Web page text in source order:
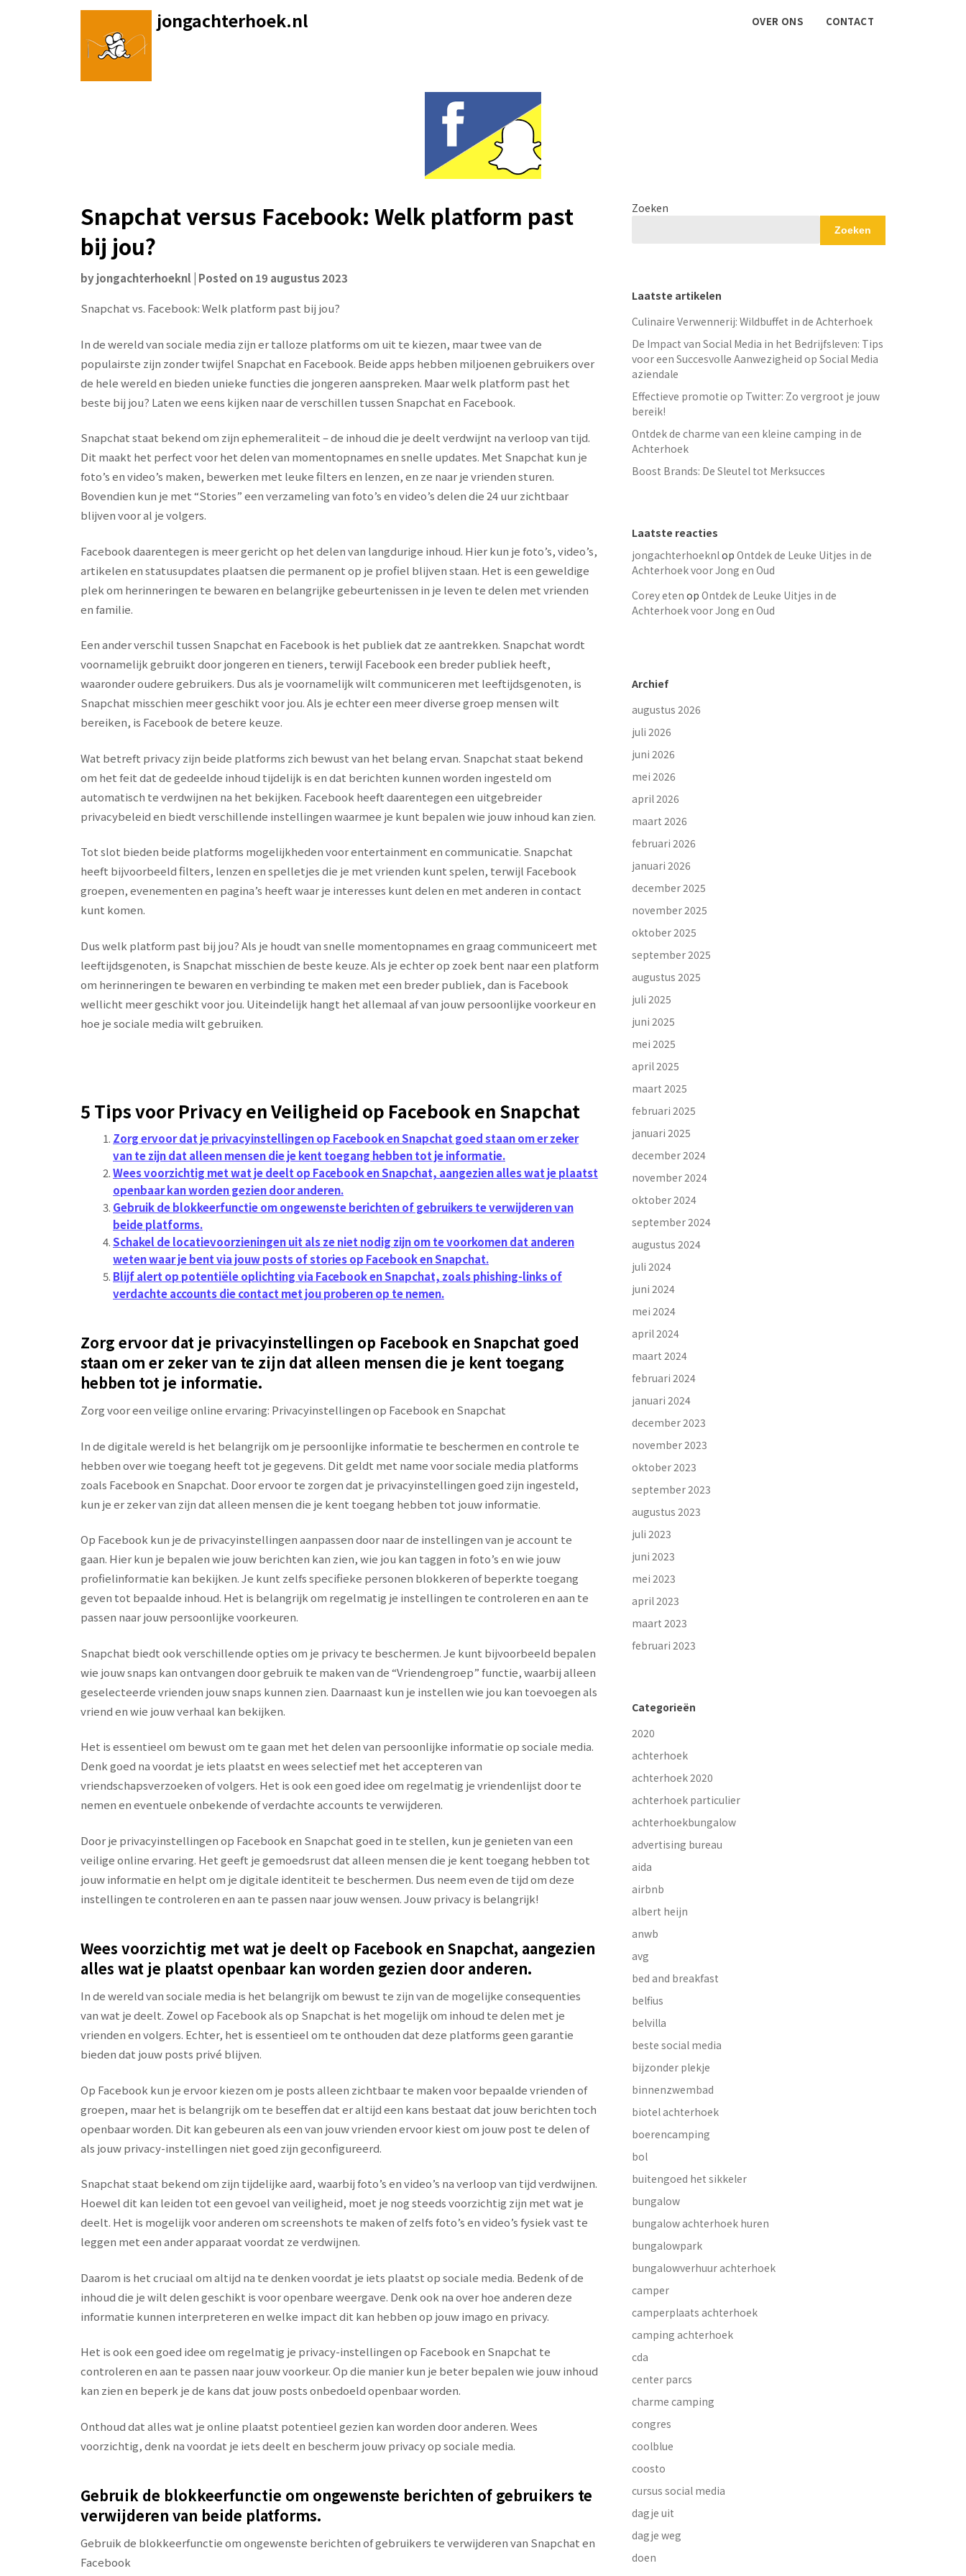
jongachterhoek.nl OVER ONS CONTACT
Snapchat versus Facebook: Welk platform past
bij jou?
byjongachterhoeknl Posted on19 augustus 2023
Snapchat vs. Facebook: Welk platform past bij jou?
In de wereld van sociale media zijn er talloze platforms om uit te kiezen, maar twee van de
populairste zijn zonder twijfel Snapchat en Facebook. Beide apps hebben miljoenen gebruikers over
de hele wereld en bieden unieke functies die jongeren aanspreken. Maar welk platform past het
beste bij jou? Laten we eens kijken naar de verschillen tussen Snapchat en Facebook.
Snapchat staat bekend om zijn ephemeraliteit – de inhoud die je deelt verdwijnt na verloop van tijd.
Dit maakt het perfect voor het delen van momentopnames en snelle updates. Met Snapchat kun je
foto’s en video’s maken, bewerken met leuke filters en lenzen, en ze naar je vrienden sturen.
Bovendien kun je met “Stories” een verzameling van foto’s en video’s delen die 24 uur zichtbaar
blijven voor al je volgers.
Facebook daarentegen is meer gericht op het delen van langdurige inhoud. Hier kun je foto’s, video’s,
artikelen en statusupdates plaatsen die permanent op je profiel blijven staan. Het is een geweldige
plek om herinneringen te bewaren en belangrijke gebeurtenissen in je leven te delen met vrienden
en familie.
Een ander verschil tussen Snapchat en Facebook is het publiek dat ze aantrekken. Snapchat wordt
voornamelijk gebruikt door jongeren en tieners, terwijl Facebook een breder publiek heeft,
waaronder oudere gebruikers. Dus als je voornamelijk wilt communiceren met leeftijdsgenoten, is
Snapchat misschien meer geschikt voor jou. Als je echter een meer diverse groep mensen wilt
bereiken, is Facebook de betere keuze.
Wat betreft privacy zijn beide platforms zich bewust van het belang ervan. Snapchat staat bekend
om het feit dat de gedeelde inhoud tijdelijk is en dat berichten kunnen worden ingesteld om
automatisch te verdwijnen na het bekijken. Facebook heeft daarentegen een uitgebreider
privacybeleid en biedt verschillende instellingen waarmee je kunt bepalen wie jouw inhoud kan zien.
Tot slot bieden beide platforms mogelijkheden voor entertainment en communicatie. Snapchat
heeft bijvoorbeeld filters, lenzen en spelletjes die je met vrienden kunt spelen, terwijl Facebook
groepen, evenementen en pagina’s heeft waar je interesses kunt delen en met anderen in contact
kunt komen.
Dus welk platform past bij jou? Als je houdt van snelle momentopnames en graag communiceert met
leeftijdsgenoten, is Snapchat misschien de beste keuze. Als je echter op zoek bent naar een platform
om herinneringen te bewaren en verbinding te maken met een breder publiek, dan is Facebook
wellicht meer geschikt voor jou. Uiteindelijk hangt het allemaal af van jouw persoonlijke voorkeur en
hoe je sociale media wilt gebruiken.
5 Tips voor Privacy en Veiligheid op Facebook en Snapchat
Zorg ervoor dat je privacyinstellingen op Facebook en Snapchat goed staan ​​om er zeker
van te zijn dat alleen mensen die je kent toegang hebben tot je informatie.
Wees voorzichtig met wat je deelt op Facebook en Snapchat, aangezien alles wat je plaatst
openbaar kan worden gezien door anderen.
Gebruik de blokkeerfunctie om ongewenste berichten of gebruikers te verwijderen van
beide platforms.
Schakel de locatievoorzieningen uit als ze niet nodig zijn om te voorkomen dat anderen
weten waar je bent via jouw posts of stories op Facebook en Snapchat.
Blijf alert op potentiële oplichting via Facebook en Snapchat, zoals phishing-links of
verdachte accounts die contact met jou proberen op te nemen.
Zorg ervoor dat je privacyinstellingen op Facebook en Snapchat goed
staan ​​om er zeker van te zijn dat alleen mensen die je kent toegang
hebben tot je informatie.
Zorg voor een veilige online ervaring: Privacyinstellingen op Facebook en Snapchat
In de digitale wereld is het belangrijk om je persoonlijke informatie te beschermen en controle te
hebben over wie toegang heeft tot je gegevens. Dit geldt met name voor sociale media platforms
zoals Facebook en Snapchat. Door ervoor te zorgen dat je privacyinstellingen goed zijn ingesteld,
kun je er zeker van zijn dat alleen mensen die je kent toegang hebben tot jouw informatie.
Op Facebook kun je de privacyinstellingen aanpassen door naar de instellingen van je account te
gaan. Hier kun je bepalen wie jouw berichten kan zien, wie jou kan taggen in foto’s en wie jouw
profielinformatie kan bekijken. Je kunt zelfs specifieke personen blokkeren of beperkte toegang
geven tot bepaalde inhoud. Het is belangrijk om regelmatig je instellingen te controleren en aan te
passen naar jouw persoonlijke voorkeuren.
Snapchat biedt ook verschillende opties om je privacy te beschermen. Je kunt bijvoorbeeld bepalen
wie jouw snaps kan ontvangen door gebruik te maken van de “Vriendengroep” functie, waarbij alleen
geselecteerde vrienden jouw snaps kunnen zien. Daarnaast kun je instellen wie jou kan toevoegen als
vriend en wie jouw verhaal kan bekijken.
Het is essentieel om bewust om te gaan met het delen van persoonlijke informatie op sociale media.
Denk goed na voordat je iets plaatst en wees selectief met het accepteren van
vriendschapsverzoeken of volgers. Het is ook een goed idee om regelmatig je vriendenlijst door te
nemen en eventuele onbekende of verdachte accounts te verwijderen.
Door je privacyinstellingen op Facebook en Snapchat goed in te stellen, kun je genieten van een
veilige online ervaring. Het geeft je gemoedsrust dat alleen mensen die je kent toegang hebben tot
jouw informatie en helpt om je digitale identiteit te beschermen. Dus neem even de tijd om deze
instellingen te controleren en aan te passen naar jouw wensen. Jouw privacy is belangrijk!
Wees voorzichtig met wat je deelt op Facebook en Snapchat, aangezien
alles wat je plaatst openbaar kan worden gezien door anderen.
In de wereld van sociale media is het belangrijk om bewust te zijn van de mogelijke consequenties
van wat je deelt. Zowel op Facebook als op Snapchat is het mogelijk om inhoud te delen met je
vrienden en volgers. Echter, het is essentieel om te onthouden dat deze platforms geen garantie
bieden dat jouw posts privé blijven.
Op Facebook kun je ervoor kiezen om je posts alleen zichtbaar te maken voor bepaalde vrienden of
groepen, maar het is belangrijk om te beseffen dat er altijd een kans bestaat dat jouw berichten toch
openbaar worden. Dit kan gebeuren als een van jouw vrienden ervoor kiest om jouw post te delen of
als jouw privacy-instellingen niet goed zijn geconfigureerd.
Snapchat staat bekend om zijn tijdelijke aard, waarbij foto’s en video’s na verloop van tijd verdwijnen.
Hoewel dit kan leiden tot een gevoel van veiligheid, moet je nog steeds voorzichtig zijn met wat je
deelt. Het is mogelijk voor anderen om screenshots te maken of zelfs foto’s en video’s fysiek vast te
leggen met een ander apparaat voordat ze verdwijnen.
Daarom is het cruciaal om altijd na te denken voordat je iets plaatst op sociale media. Bedenk of de
inhoud die je wilt delen geschikt is voor openbare weergave. Denk ook na over hoe anderen deze
informatie kunnen interpreteren en welke impact dit kan hebben op jouw imago en privacy.
Het is ook een goed idee om regelmatig je privacy-instellingen op Facebook en Snapchat te
controleren en aan te passen naar jouw voorkeur. Op die manier kun je beter bepalen wie jouw inhoud
kan zien en beperk je de kans dat jouw posts onbedoeld openbaar worden.
Onthoud dat alles wat je online plaatst potentieel gezien kan worden door anderen. Wees
voorzichtig, denk na voordat je iets deelt en bescherm jouw privacy op sociale media.
Gebruik de blokkeerfunctie om ongewenste berichten of gebruikers te
verwijderen van beide platforms.
Gebruik de blokkeerfunctie om ongewenste berichten of gebruikers te verwijderen van Snapchat en
Facebook
Zoeken
Zoeken
Laatste artikelen
Culinaire Verwennerij: Wildbuffet in de Achterhoek
De Impact van Social Media in het Bedrijfsleven: Tips
voor een Succesvolle Aanwezigheid op Social Media
aziendale
Effectieve promotie op Twitter: Zo vergroot je jouw
bereik!
Ontdek de charme van een kleine camping in de
Achterhoek
Boost Brands: De Sleutel tot Merksucces
Laatste reacties
jongachterhoeknlop Ontdek de Leuke Uitjes in de
Achterhoek voor Jong en Oud
Corey eten op Ontdek de Leuke Uitjes in de
Achterhoek voor Jong en Oud
Archief
augustus 2026
juli 2026
juni 2026
mei 2026
april 2026
maart 2026
februari 2026
januari 2026
december 2025
november 2025
oktober 2025
september 2025
augustus 2025
juli 2025
juni 2025
mei 2025
april 2025
maart 2025
februari 2025
januari 2025
december 2024
november 2024
oktober 2024
september 2024
augustus 2024
juli 2024
juni 2024
mei 2024
april 2024
maart 2024
februari 2024
januari 2024
december 2023
november 2023
oktober 2023
september 2023
augustus 2023
juli 2023
juni 2023
mei 2023
april 2023
maart 2023
februari 2023
Categorieën
2020
achterhoek
achterhoek 2020
achterhoek particulier
achterhoekbungalow
advertising bureau
aida
airbnb
albert heijn
anwb
avg
bed and breakfast
belfius
belvilla
beste social media
bijzonder plekje
binnenzwembad
biotel achterhoek
boerencamping
bol
buitengoed het sikkeler
bungalow
bungalow achterhoek huren
bungalowpark
bungalowverhuur achterhoek
camper
camperplaats achterhoek
camping achterhoek
cda
center parcs
charme camping
congres
coolblue
coosto
cursus social media
dagje uit
dagje weg
doen